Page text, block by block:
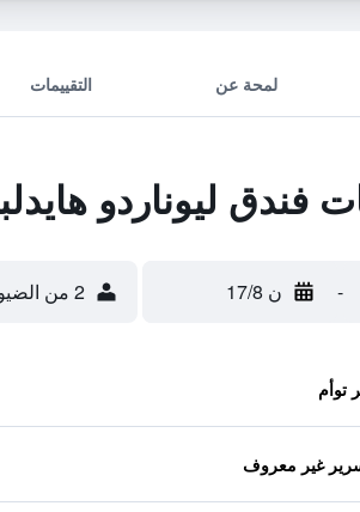
لمحة عن التقييمات
ليوناردو
- ن 17/8 2 من الضيوف، غرفة واحدة